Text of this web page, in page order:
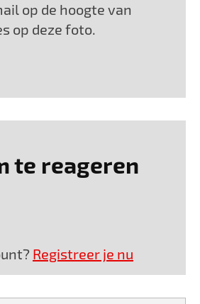
op de hoogte van
op deze foto.
te reageren
Registreer je nu